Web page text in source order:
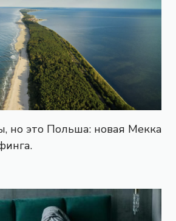
но это Польша: новая Мекка